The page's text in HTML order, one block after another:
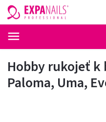
Hobby rukojeť k
Paloma, Uma,